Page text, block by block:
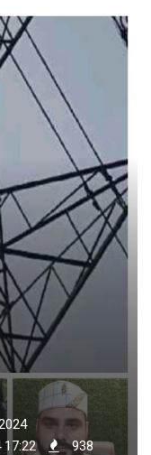
17:22
938